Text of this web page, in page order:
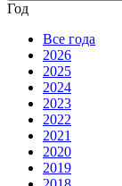
Год
Все года
2026
2025
2024
2023
2022
2021
2020
2019